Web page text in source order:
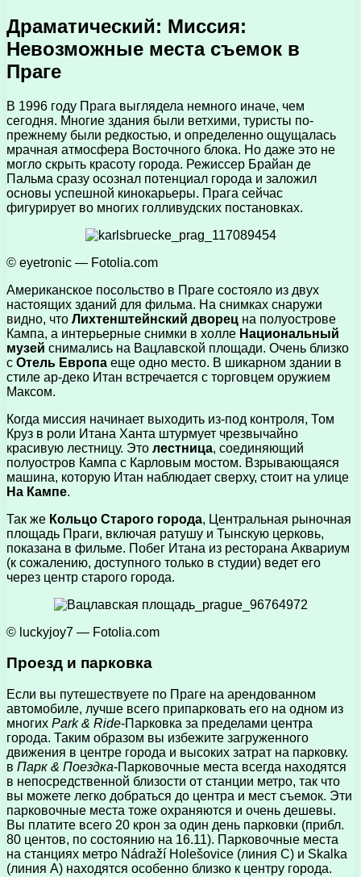
Драматический: Миссия:
Невозможные места съемок в
Праге
В 1996 году Прага выглядела немного иначе, чем
сегодня. Многие здания были ветхими, туристы по-
прежнему были редкостью, и определенно ощущалась
мрачная атмосфера Восточного блока. Но даже это не
могло скрыть красоту города. Режиссер Брайан де
Пальма сразу осознал потенциал города и заложил
основы успешной кинокарьеры. Прага сейчас
фигурирует во многих голливудских постановках.
© eyetronic — Fotolia.com
Американское посольство в Праге состояло из двух
настоящих зданий для фильма. На снимках снаружи
видно, что Лихтенштейнский дворец на полуострове
Кампа, а интерьерные снимки в холле Национальный
музей снимались на Вацлавской площади. Очень близко
с Отель Европа еще одно место. В шикарном здании в
стиле ар-деко Итан встречается с торговцем оружием
Максом.
Когда миссия начинает выходить из-под контроля, Том
Круз в роли Итана Ханта штурмует чрезвычайно
красивую лестницу. Это лестница, соединяющий
полуостров Кампа с Карловым мостом. Взрывающаяся
машина, которую Итан наблюдает сверху, стоит на улице
На Кампе.
Так же Кольцо Старого города, Центральная рыночная
площадь Праги, включая ратушу и Тынскую церковь,
показана в фильме. Побег Итана из ресторана Аквариум
(к сожалению, доступного только в студии) ведет его
через центр старого города.
© luckyjoy7 — Fotolia.com
Проезд и парковка
Если вы путешествуете по Праге на арендованном
автомобиле, лучше всего припарковать его на одном из
многих Park & ​​Ride-Парковка за пределами центра
города. Таким образом вы избежите загруженного
движения в центре города и высоких затрат на парковку.
в Парк & Поездка-Парковочные места всегда находятся
в непосредственной близости от станции метро, ​​так что
вы можете легко добраться до центра и мест съемок. Эти
парковочные места тоже охраняются и очень дешевы.
Вы платите всего 20 крон за один день парковки (прибл.
80 центов, по состоянию на 16.11). Парковочные места
на станциях метро Nádraží Holešovice (линия C) и Skalka
(линия A) находятся особенно близко к центру города.